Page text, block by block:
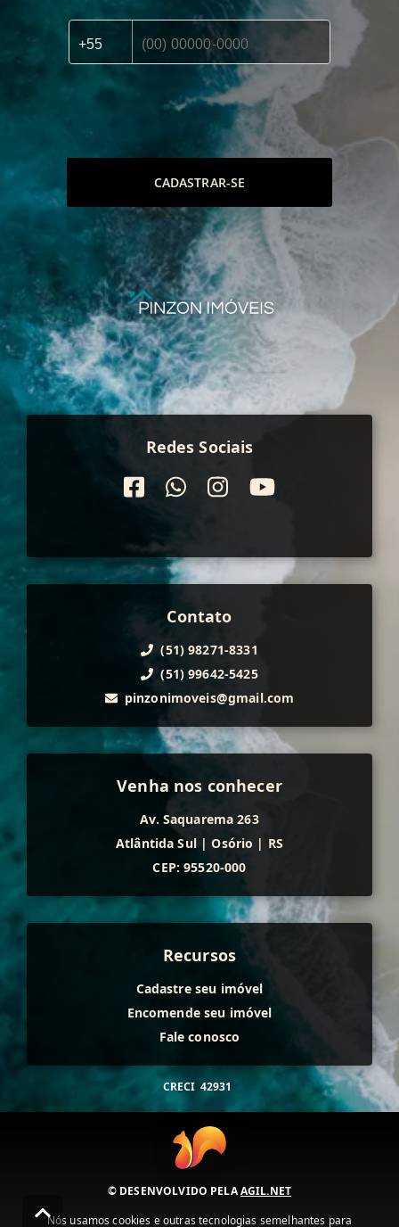
CADASTRAR-SE
Redes Sociais
Contato
(51) 98271-8331
(51) 99642-5425
pinzonimoveis@gmail.com
Venha nos conhecer
Av. Saquarema 263
Atlântida Sul | Osório | RS
CEP: 95520-000
Recursos
Cadastre seu imóvel
Encomende seu imóvel
Fale conosco
CRECI 42931
© DESENVOLVIDO PELAAGIL.NET
Nós usamos cookies e outras tecnologias semelhantes para